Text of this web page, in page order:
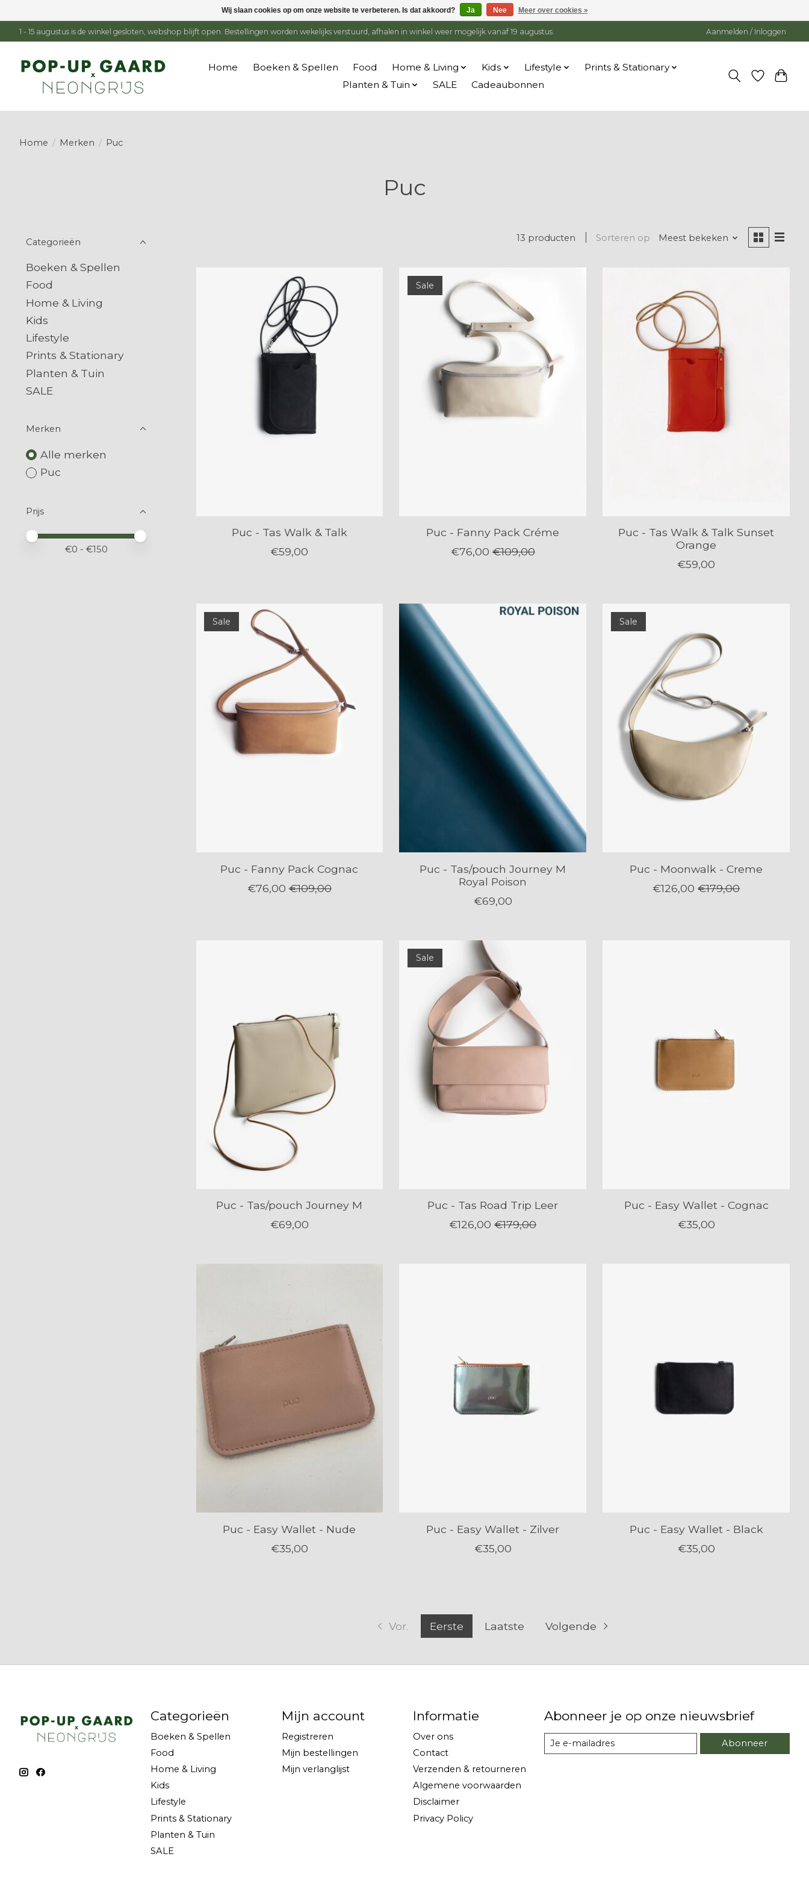
1 - 15 augustus is de winkel gesloten, webshop blijft open. Bestellingen worden wekelijks verstuurd, afhalen in winkel weer mogelijk vanaf 19 augustus. Aanmelden / Inloggen
Home Boeken & Spellen Food Home & Living Kids Lifestyle
Prints & Stationary
Planten & Tuin
SALE Cadeaubonnen
Home / Merken / Puc
Puc
Categorieën
Boeken & Spellen
Food
Home & Living
Kids
Lifestyle
Prints & Stationary
Planten & Tuin
SALE
Merken
Alle merken
Puc
Prijs
Minimale prijswaarde
Price maximum value
€0 - €150
13 producten Sorteren op Meest bekeken
Puc - Tas Walk & Talk
€59,00
Sale
Puc - Fanny Pack Créme
€76,00 €109,00
Puc - Tas Walk & Talk Sunset
Orange
€59,00
Sale
Puc - Fanny Pack Cognac
€76,00 €109,00
Puc - Tas/pouch Journey M
Royal Poison
€69,00
Sale
Puc - Moonwalk - Creme
€126,00 €179,00
Puc - Tas/pouch Journey M
€69,00
Sale
Puc - Tas Road Trip Leer
€126,00 €179,00
Puc - Easy Wallet - Cognac
€35,00
Puc - Easy Wallet - Nude
€35,00
Puc - Easy Wallet - Zilver
€35,00
Puc - Easy Wallet - Black
€35,00
Vor. Eerste Laatste Volgende
Categorieën
Boeken & Spellen
Food
Home & Living
Kids
Lifestyle
Prints & Stationary
Planten & Tuin
SALE
Mijn account
Registreren
Mijn bestellingen
Mijn verlanglijst
Informatie
Over ons
Contact
Verzenden & retourneren
Algemene voorwaarden
Disclaimer
Privacy Policy
Abonneer je op onze nieuwsbrief
Abonneer
Wij slaan cookies op om onze website te verbeteren. Is dat akkoord? Ja Nee Meer over cookies »